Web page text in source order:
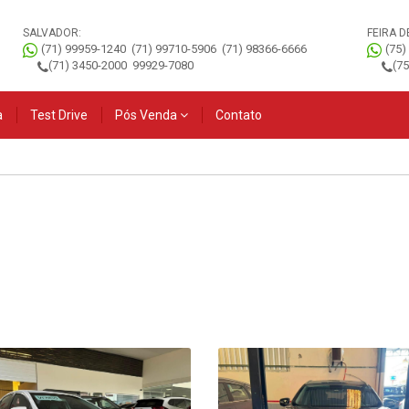
SALVADOR:
(71) 99959-1240 (71) 99710-5906 (71) 98366-6666
(71) 3450-2000 99929-7080
FEIRA
(75)
Test Drive Pós Venda Contato